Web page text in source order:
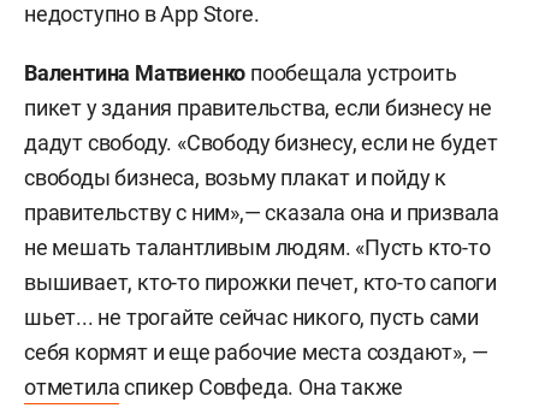
недоступно в App Store.
Валентина Матвиенко пообещала устроить
пикет у здания правительства, если бизнесу не
дадут свободу. «Свободу бизнесу, если не будет
свободы бизнеса, возьму плакат и пойду к
правительству с ним»,— сказала она и призвала
не мешать талантливым людям. «Пусть кто-то
вышивает, кто-то пирожки печет, кто-то сапоги
шьет... не трогайте сейчас никого, пусть сами
себя кормят и еще рабочие места создают», —
отметиласпикер Совфеда. Она также